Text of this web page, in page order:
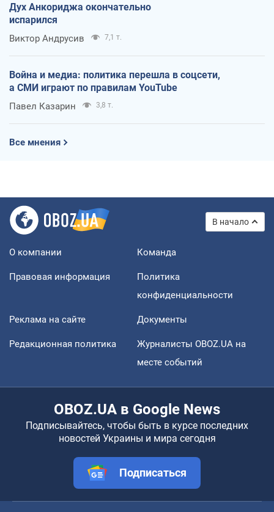
Дух Анкориджа окончательно
испарился
Виктор Андрусив 7,1 т.
Война и медиа: политика перешла в соцсети,
а СМИ играют по правилам YouTube
Павел Казарин 3,8 т.
Все мнения
В начало
О компании Команда
Правовая информация
Политика
конфиденциальности
Реклама на сайте Документы
Редакционная политика
Журналисты OBOZ.UA на
месте событий
OBOZ.UA в Google News
Подписывайтесь, чтобы быть в курсе последних
новостей Украины и мира сегодня
Подписаться